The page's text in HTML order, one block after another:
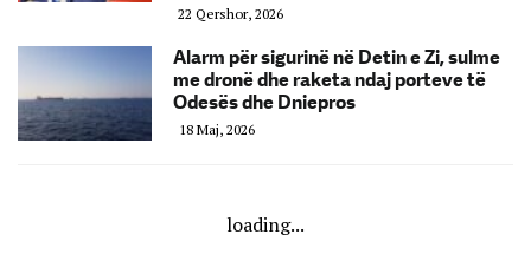
22 Qershor, 2026
Alarm për sigurinë në Detin e Zi, sulme
me dronë dhe raketa ndaj porteve të
Odesës dhe Dniepros
18 Maj, 2026
loading...